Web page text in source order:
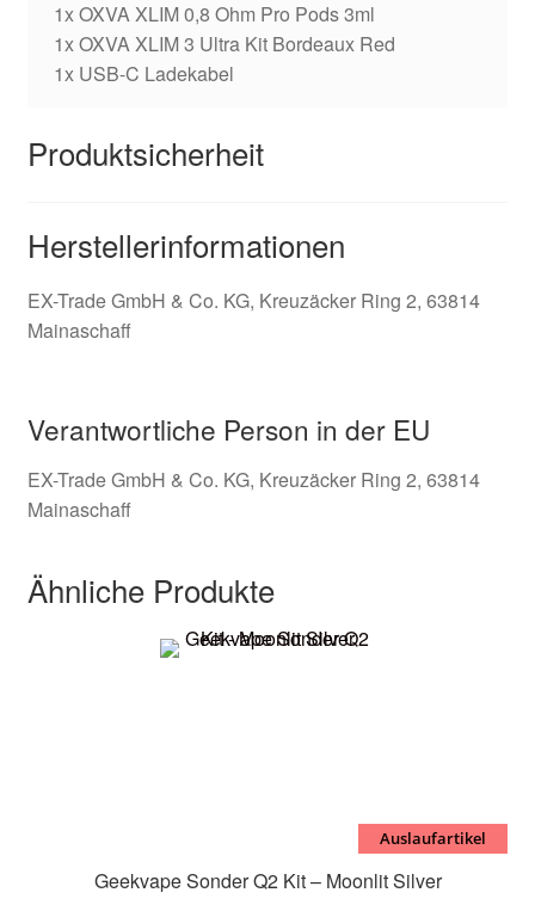
1x OXVA XLIM 0,8 Ohm Pro Pods 3ml
1x OXVA XLIM 3 Ultra Kit Bordeaux Red
1x USB-C Ladekabel
Produktsicherheit
Herstellerinformationen
EX-Trade GmbH & Co. KG, Kreuzäcker Ring 2, 63814
Mainaschaff
Verantwortliche Person in der EU
EX-Trade GmbH & Co. KG, Kreuzäcker Ring 2, 63814
Mainaschaff
Ähnliche Produkte
Auslaufartikel
Geekvape Sonder Q2 Kit – Moonlit Silver